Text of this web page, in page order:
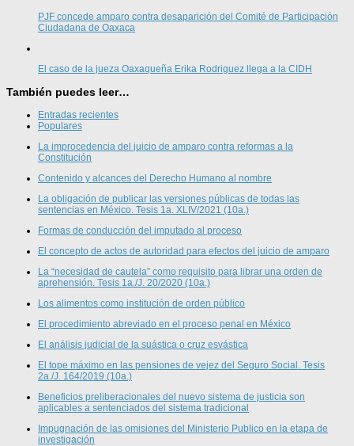
PJF concede amparo contra desaparición del Comité de Participación
Ciudadana de Oaxaca
El caso de la jueza Oaxaqueña Erika Rodriguez llega a la CIDH
También puedes leer…
Entradas recientes
Populares
La improcedencia del juicio de amparo contra reformas a la
Constitución
Contenido y alcances del Derecho Humano al nombre
La obligación de publicar las versiones públicas de todas las
sentencias en México. Tesis 1a. XLIV/2021 (10a.)
Formas de conducción del imputado al proceso
El concepto de actos de autoridad para efectos del juicio de amparo
La “necesidad de cautela” como requisito para librar una orden de
aprehensión. Tesis 1a./J. 20/2020 (10a.)
Los alimentos como institución de orden público
El procedimiento abreviado en el proceso penal en México
El análisis judicial de la suástica o cruz esvástica
El tope máximo en las pensiones de vejez del Seguro Social. Tesis
2a./J. 164/2019 (10a.)
Beneficios preliberacionales del nuevo sistema de justicia son
aplicables a sentenciados del sistema tradicional
Impugnación de las omisiones del Ministerio Publico en la etapa de
investigación